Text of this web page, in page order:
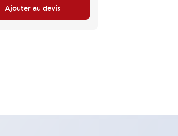
Ajouter au devis